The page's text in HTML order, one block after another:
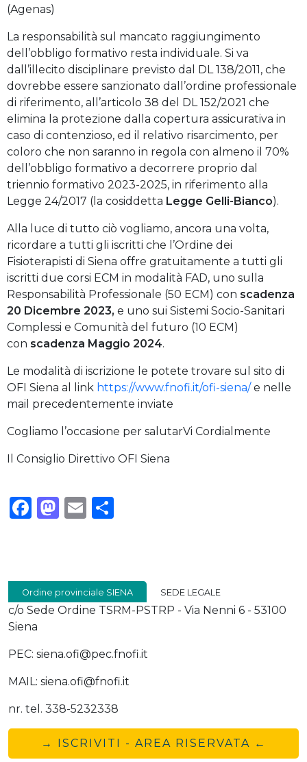
(Agenas)
La responsabilità sul mancato raggiungimento
dell’obbligo formativo resta individuale. Si va
dall’illecito disciplinare previsto dal DL 138/2011, che
dovrebbe essere sanzionato dall’ordine professionale
di riferimento, all’articolo 38 del DL 152/2021 che
elimina la protezione dalla copertura assicurativa in
caso di contenzioso, ed il relativo risarcimento, per
coloro che non saranno in regola con almeno il 70%
dell’obbligo formativo a decorrere proprio dal
triennio formativo 2023-2025, in riferimento alla
Legge 24/2017 (la cosiddetta Legge Gelli-Bianco).
Alla luce di tutto ciò vogliamo, ancora una volta,
ricordare a tutti gli iscritti che l’Ordine dei
Fisioterapisti di Siena offre gratuitamente a tutti gli
iscritti due corsi ECM in modalità FAD, uno sulla
Responsabilità Professionale (50 ECM) con scadenza
20 Dicembre 2023, e uno sui Sistemi Socio-Sanitari
Complessi e Comunità del futuro (10 ECM)
con scadenza Maggio 2024.
Le modalità di iscrizione le potete trovare sul sito di
OFI Siena al link https://www.fnofi.it/ofi-siena/e nelle
mail precedentemente inviate
Cogliamo l’occasione per salutarVi Cordialmente
Il Consiglio Direttivo OFI Siena
Facebook
Mastodon
Email
Ordine provinciale SIENA SEDE LEGALE
c/o Sede Ordine TSRM-PSTRP - Via Nenni 6 - 53100
Siena
PEC: siena.ofi@pec.fnofi.it
MAIL: siena.ofi@fnofi.it
nr. tel. 338-5232338
→ ISCRIVITI - AREA RISERVATA ←